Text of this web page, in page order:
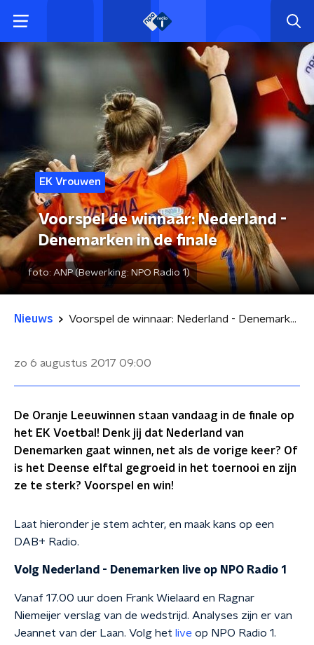
EK Vrouwen
Voorspel de winnaar: Nederland -
Denemarken in de finale
foto: ANP (Bewerking: NPO Radio 1)
Nieuws Voorspel de winnaar: Nederland - Denemarken in de finale
zo 6 augustus 2017 09:00
De Oranje Leeuwinnen staan vandaag in de finale op
het EK Voetbal! Denk jij dat Nederland van
Denemarken gaat winnen, net als de vorige keer? Of
is het Deense elftal gegroeid in het toernooi en zijn
ze te sterk? Voorspel en win!
Laat hieronder je stem achter, en maak kans op een
DAB+ Radio.
Volg Nederland - Denemarken live op NPO Radio 1
Vanaf 17.00 uur doen Frank Wielaard en Ragnar
Niemeijer verslag van de wedstrijd. Analyses zijn er van
Jeannet van der Laan. Volg het live op NPO Radio 1.